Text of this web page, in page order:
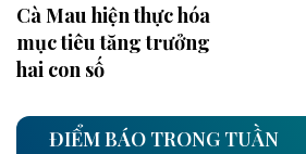
Cà Mau hiện thực hóa
mục tiêu tăng trưởng
hai con số
ĐIỂM BÁO TRONG TUẦN